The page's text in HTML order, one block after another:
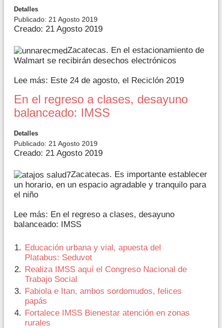
Detalles
Publicado: 21 Agosto 2019
Creado: 21 Agosto 2019
Zacatecas. En el estacionamiento de
Walmart se recibirán desechos electrónicos
Lee más: Este 24 de agosto, el Reciclón 2019
En el regreso a clases, desayuno
balanceado: IMSS
Detalles
Publicado: 21 Agosto 2019
Creado: 21 Agosto 2019
Zacatecas. Es importante establecer
un horario, en un espacio agradable y tranquilo para
el niño
Lee más: En el regreso a clases, desayuno
balanceado: IMSS
Educación urbana y vial, apuesta del
Platabus: Seduvot
Realiza IMSS aquí el Congreso Nacional de
Trabajo Social
Fabiola e Itan, ambos sordomudos, felices
papás
Fortalece IMSS Bienestar atención en zonas
rurales